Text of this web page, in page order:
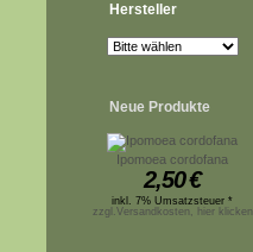
Hersteller
Neue Produkte
Ipomoea cordofana
2,50€
inkl. 7% Umsatzsteuer *
zzgl.Versandkosten, hier klicken